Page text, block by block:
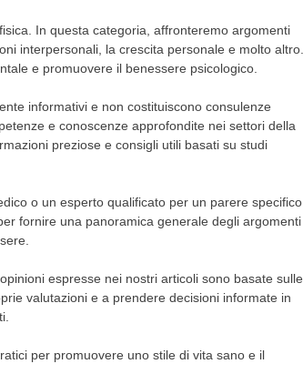
In questa categoria, affronteremo argomenti
interpersonali, la crescita personale e molto altro.
e promuovere il benessere psicologico.
informativi e non costituiscono consulenze
e conoscenze approfondite nei settori della
preziose e consigli utili basati su studi
o un esperto qualificato per un parere specifico
fornire una panoramica generale degli argomenti
espresse nei nostri articoli sono basate sulle
valutazioni e a prendere decisioni informate in
per promuovere uno stile di vita sano e il